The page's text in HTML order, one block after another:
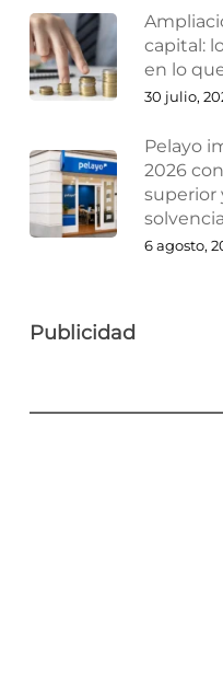
capital:
en lo
30 julio,
Pelayo
2026
superior
solvencia
6 agosto,
Publicidad